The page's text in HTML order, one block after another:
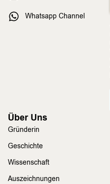
Whatsapp Channel
Über Uns
Gründerin
Geschichte
Wissenschaft
Auszeichnungen